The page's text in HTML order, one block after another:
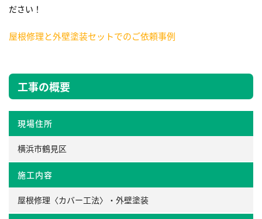
ださい！
屋根修理と外壁塗装セットでのご依頼事例
工事の概要
現場住所
横浜市鶴見区
施工内容
屋根修理〈カバー工法〉・外壁塗装